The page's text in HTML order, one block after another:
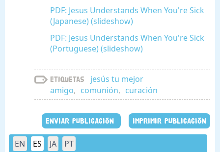
PDF: Jesus Understands When You're Sick
(Japanese) (slideshow)
PDF: Jesus Understands When You're Sick
(Portuguese) (slideshow)
Etiquetas
jesús tu mejor
amigo, comunión, curación
ENVIAR PUBLICACIÓN IMPRIMIR PUBLICACIÓN
EN ES JA PT